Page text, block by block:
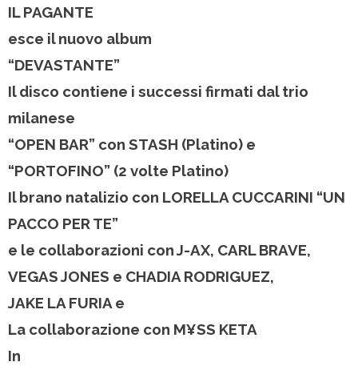
IL PAGANTE
esce il nuovo album
“DEVASTANTE”
Il disco contiene i successi firmati dal trio
milanese
“OPEN BAR” con STASH (Platino) e
“PORTOFINO” (2 volte Platino)
Il brano natalizio con LORELLA CUCCARINI “UN
PACCO PER TE”
e le collaborazioni con J-AX, CARL BRAVE,
VEGAS JONES e CHADIA RODRIGUEZ,
JAKE LA FURIA e
La collaborazione con M¥SS KETA
In